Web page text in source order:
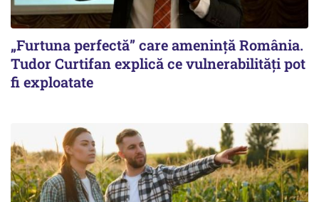
„Furtuna perfectă” care amenință România.
Tudor Curtifan explică ce vulnerabilități pot
fi exploatate